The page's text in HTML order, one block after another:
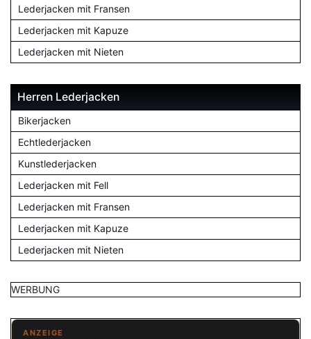
Lederjacken mit Fransen
Lederjacken mit Kapuze
Lederjacken mit Nieten
Herren Lederjacken
Bikerjacken
Echtlederjacken
Kunstlederjacken
Lederjacken mit Fell
Lederjacken mit Fransen
Lederjacken mit Kapuze
Lederjacken mit Nieten
WERBUNG
ANZEIGE